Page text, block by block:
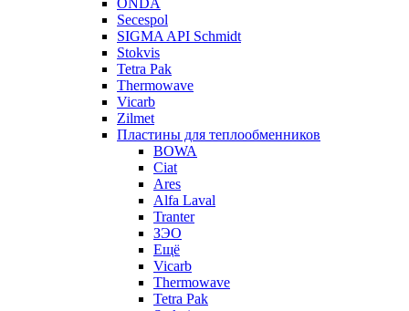
ONDA
Secespol
SIGMA API Schmidt
Stokvis
Tetra Pak
Thermowave
Vicarb
Zilmet
Пластины для теплообменников
BOWA
Ciat
Ares
Alfa Laval
Tranter
ЗЭО
Ещё
Vicarb
Thermowave
Tetra Pak